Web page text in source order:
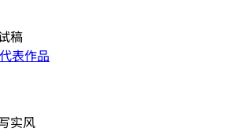
稿
表作品
实风